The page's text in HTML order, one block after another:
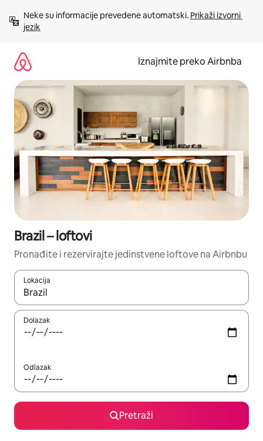
sadržaj
Neke su informacije prevedene automatski. Prikaži izvorni
jezik
Iznajmite preko Airbnba
Brazil – loftovi
Pronađite i rezervirajte jedinstvene loftove na Airbnbu
Lokacija
Kada budu dostupni rezultati, moći ćete ih pregledati
Dolazak
Odlazak
Pretraži